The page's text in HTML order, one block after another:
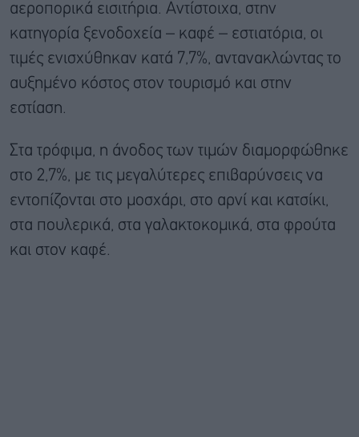
αεροπορικά εισιτήρια. Αντίστοιχα, στην
κατηγορία ξενοδοχεία – καφέ – εστιατόρια, οι
τιμές ενισχύθηκαν κατά 7,7%, αντανακλώντας το
αυξημένο κόστος στον τουρισμό και στην
εστίαση.
Στα τρόφιμα, η άνοδος των τιμών διαμορφώθηκε
στο 2,7%, με τις μεγαλύτερες επιβαρύνσεις να
εντοπίζονται στο μοσχάρι, στο αρνί και κατσίκι,
στα πουλερικά, στα γαλακτοκομικά, στα φρούτα
και στον καφέ.